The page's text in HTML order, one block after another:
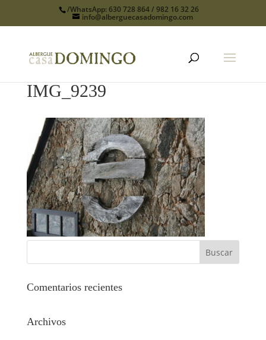
/WhatsApp: 630 728 864 / 982 16 32 26
info@alberguecasadomingo.com
IMG_9239
Comentarios recientes
Archivos